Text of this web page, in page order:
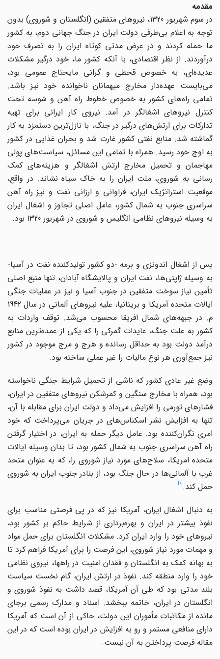
مقدمه
در سوم شهریور 1320، نیروهای متفقین (انگلستان و شوروی) بدون
توجه به اعلام بی‌طرفی دولت ایران در جنگ جهانی دوم، به کشور
ما حمله کردند و در عرض مدتی کوتاه ایران را به تصرف خود
درآوردند. از نظر اقتصادی، با آنکه کشور ما، خود درگیر مشکلات
عدیده‌ای، به خصوص قحطی و گرانی مایحتاج عمومی بود،
می‌بایست عهده‌دار مخارج میهمانان ناخوانده خود نیز باشد.
تمامی راه‌های کشور به خصوص خطوط راه آهن و شوسه تحت
کنترل نیروهای اشغالگر در آمد. نیروی کار ایرانی برای تهیه
تدارکات برای ارتش‌های درگیر در جنگ، با نازل‌ترین دستمزد به کار
گماشته شد. منابع نفتی کشور غارت شد و بحران غذایی در کشور
به اوج خود رسید. همراه با تمامی این مسائل، سیاست‌های پولی
مهاجمان و تحمیل مخارج ارتش اشغالگر و هزینه‌های کمک
رسانی به شوروی، ملت ایران را به خاک سیاه نشاند. در واقع،
موقعیت استراتژیک ایران، فراوانی و ارزانی نفت و نیز راه آهن
سراسری جنوب به شمال کشور، عامل اصلی تجاوز و اشغال ایران
به وسیله نیروهای نظامی انگلیس و شوروی در شهریور 1320 بود.
پس از اشغال اندونزی و برمه -دو کشور تولید‌کننده نفت در آسیا-
به وسیله ژاپنی‌ها، نفت ایران و پالایشگاه آبادان، تنها منبع اصلی
تأمین نیاز سوخت متفقین در جنوب آسیا و نیز در عملیات جنگی
ایالات متحده آمریکا و بریتانیا، علیه نیروهای آلمانی در سال 1942
م. در جبهه‌های شمال افریقا محسوب می‌شد. توقف واردات به
کشور به علت جنگ، عایدات گمرکی را که یکی از عمده‌ترین منابع
درآمد دولت بود به حداقل رسانده و هرج و مرج موجود در کشور
نیز جمع‌آوری هر نوع مالیات را غیر عملی ساخته بود.
وضع غیر عادی کشور که ناشی از تحمیل شرایط جنگی ناخواسته
بود، همراه با مخارج سنگین و کمرشکن نیروهای متفقین در ایران،
فشارهای تورمی را افزایش می‌داد و دولت ایران برای مقابله با آن،
تنها به افزایش نشر اسکناس‌های در جریان می‌پرداخت که خود
امری نگران‌کننده بود. عامل دیگر حمله به ایران، در اختیار گرفتن
راه آهن سراسری جنوب به شمال کشور بود، تا بدان وسیله ایالات
متحده امریکا، سلاح‌های مورد نیاز شوروی را، که به عنوان متحد
غرب با آلمانی‌ها در حال جنگ بود، از بنادر جنوب ایران به شوروی
حمل کند.
به دنبال اشغال ایران، آمریکا نیز که در پی فرصتی مناسب برای
نفوذ بیشتر در ایران و بهره‌برداری از شرایط حاکم بر کشور بود،
نیروهای خود را وارد ایران کرد. مشکلات انگلستان برای حمل مواد
و مهمات مورد نیاز شوروی، این فرصت را برای آمریکا فراهم کرد تا
به بهانه کمک به انگلستان و فقدان امنیت در راهها، نیروی نظامی
خود را وارد منطقه کند. نفوذ در ارتش ایران، گام نخست سیاست
بلند مدتی بود که طی آن آمریکا، قصد داشت به نفوذ شوروی و
انگلستان در ایران، خاتمه ببخشد. اسناد و مدارک رسمی برجای
مانده از مکاتبات مأموران این دولت، حاکی از آن است که آمریکا
دارای منافعی مستمر و رو به افزایش در ایران بوده است که در این
مقاله فرصت پرداختن به آن نیست.